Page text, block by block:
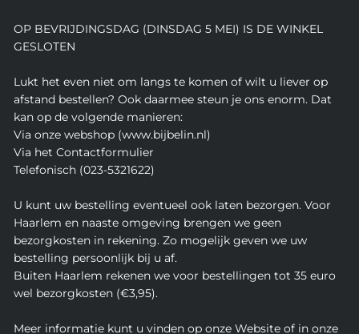
OP BEVRIJDINGSDAG (DINSDAG 5 MEI) IS DE WINKEL
GESLOTEN
Lukt het even niet om langs te komen of wilt u liever op
afstand bestellen? Ook daarmee steun je ons enorm. Dat
kan op de volgende manieren:
Via onze webshop (www.bijbelin.nl)
Via het Contactformulier
Telefonisch (023-5321622)
U kunt uw bestelling eventueel ook laten bezorgen. Voor
Haarlem en naaste omgeving brengen we geen
bezorgkosten in rekening. Zo mogelijk geven we uw
bestelling persoonlijk bij u af.
Buiten Haarlem rekenen we voor bestellingen tot 35 euro
wel bezorgkosten (€3,95).
Meer informatie kunt u vinden op onze Website of in onze